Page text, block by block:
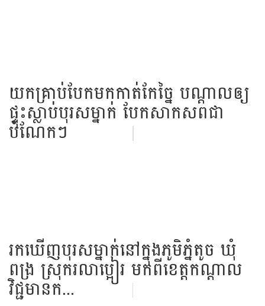
យក​គ្រាប់​បែក​មក​កាត់កែ​ច្នៃ បណ្តាល​ឲ្យ
ផ្ទុះស្លាប់​បុរសម្នាក់ បែកសាក​សព​ជា​
បំណែក​ៗ
រក​ឃើញ​បុរស​ម្នាក់​នៅ​ក្នុង​ភូមិភ្នំ​តូច​ ឃុំ​
ពង្រ​ ស្រុក​រលា​ប្អៀរ​ មក​ពី​ខេត្ត​កណ្ដាល​
វិជ្ជ​មាន​ក...